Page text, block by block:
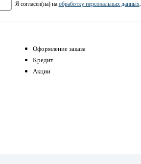
я согласен(на) на обработку персональных данных.
Оформление заказа
Кредит
Акции